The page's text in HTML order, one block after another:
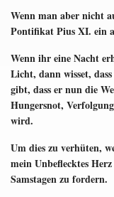
Wenn man aber nicht
Pontifikat Pius XI. ein
Wenn ihr eine Nacht
Licht, dann wisset,
gibt, dass er nun die
Hungersnot,
wird.
Um dies zu verhüten,
mein Unbeflecktes
Samstagen zu fordern.